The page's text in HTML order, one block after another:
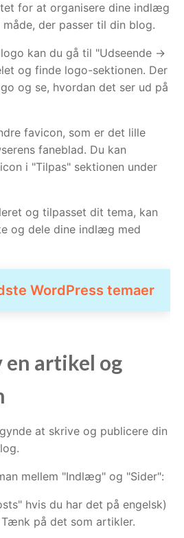
for at organisere dine indlæg
der passer til din blog.
kan du gå til "Udseende ->
og finde logo-sektionen. Der
og se, hvordan det ser ud på
favicon, som er det lille
faneblad. Du kan
i "Tilpas" sektionen under
og tilpasset dit tema, kan
og dele dine indlæg med
WordPress temaer
en artikel og
at skrive og publicere din
mellem "Indlæg" og "Sider":
hvis du har det på engelsk)
på det som artikler.